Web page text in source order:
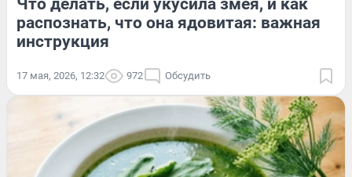
распознать, что она ядовитая: важная
инструкция
17 мая, 2026, 12:32 972 Обсудить